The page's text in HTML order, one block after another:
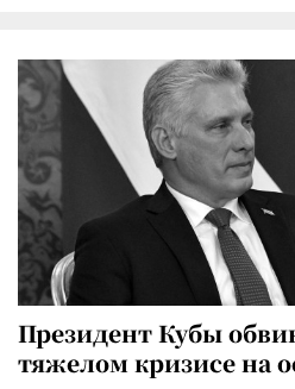
Президент Кубы
тяжелом кризисе на